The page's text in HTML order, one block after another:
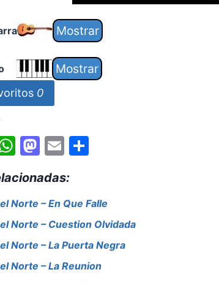
0
W
at
s
A
p
p
M
st
o
d
o
n
E
ai
l
S
e
Norte – En Que Falle
Norte – Cuestion Olvidada
Norte – La Puerta Negra
Norte – La Reunion